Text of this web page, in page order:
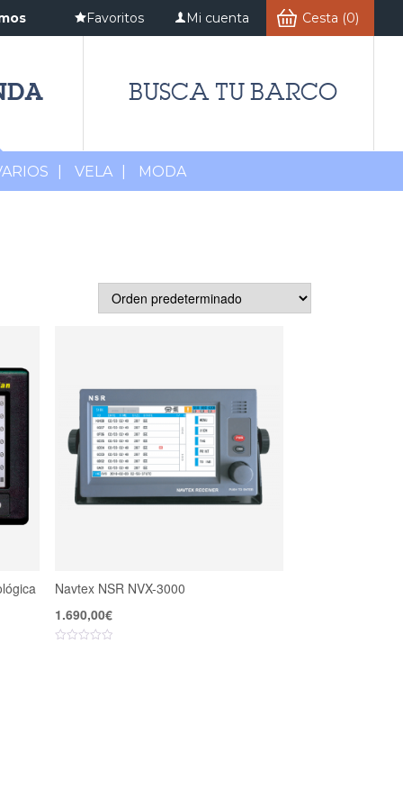
Favoritos Mi cuenta Cesta (0)
BUSCA TU BARCO
VELA MODA
Navtex NSR NVX-3000
1.690,00€